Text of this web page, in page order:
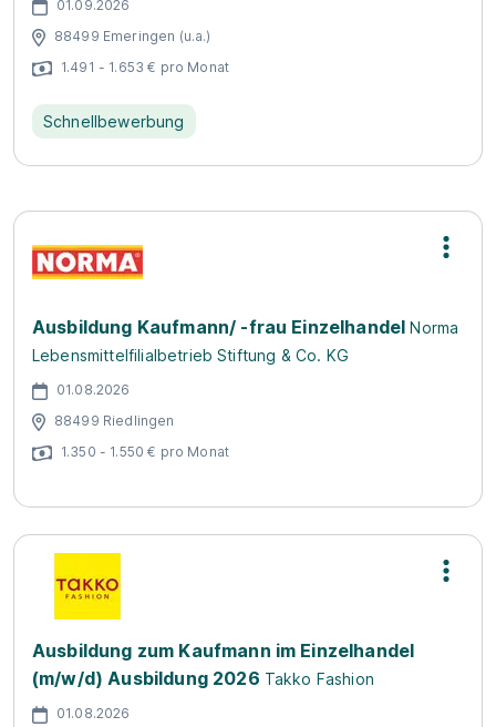
01.09.2026
88499 Emeringen (u.a.)
1.491 - 1.653 € pro Monat
Schnellbewerbung
Ausbildung Kaufmann/ -frau Einzelhandel Norma
Lebensmittelfilialbetrieb Stiftung & Co. KG
01.08.2026
88499 Riedlingen
1.350 - 1.550 € pro Monat
Ausbildung zum Kaufmann im Einzelhandel
(m/w/d) Ausbildung 2026 Takko Fashion
01.08.2026